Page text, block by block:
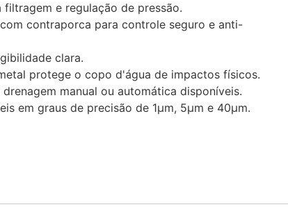
e regulação de pressão.
contraporca para controle seguro e anti-
clara.
protege o copo d'água de impactos físicos.
manual ou automática disponíveis.
em graus de precisão de 1μm, 5μm e 40μm.